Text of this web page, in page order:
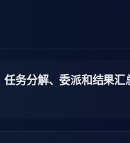
务分解、委派和结果